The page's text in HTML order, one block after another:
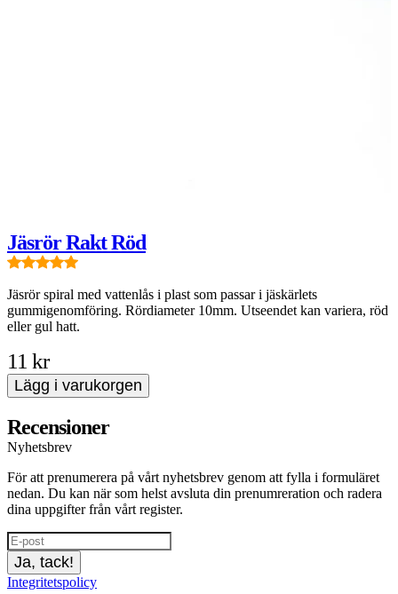
Jäsrör Rakt Röd
Jäsrör spiral med vattenlås i plast som passar i jäskärlets
gummigenomföring. Rördiameter 10mm. Utseendet kan variera, röd
eller gul hatt.
11 kr
Lägg i varukorgen
Recensioner
Nyhetsbrev
För att prenumerera på vårt nyhetsbrev genom att fylla i formuläret
nedan. Du kan när som helst avsluta din prenumreration och radera
dina uppgifter från vårt register.
Ja, tack!
Integritetspolicy